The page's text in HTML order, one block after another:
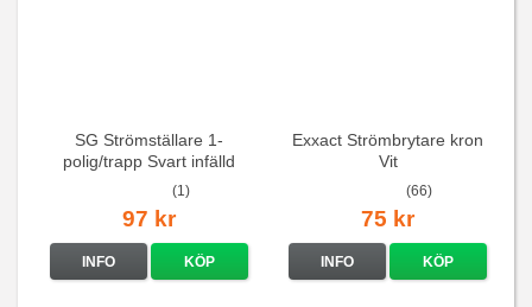
SG Strömställare 1-
polig/trapp Svart infälld
(1)
97 kr
INFO KÖP
Exxact Strömbrytare kron
Vit
(66)
75 kr
INFO KÖP